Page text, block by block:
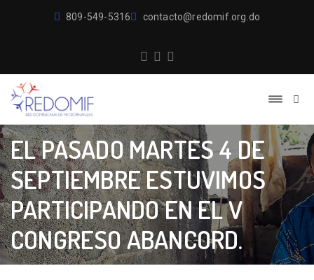
809-549-5316 contacto@redomif.org.do
EL PASADO MARTES 4 DE
SEPTIEMBRE ESTUVIMOS
PARTICIPANDO EN EL V
CONGRESO ABANCORD.